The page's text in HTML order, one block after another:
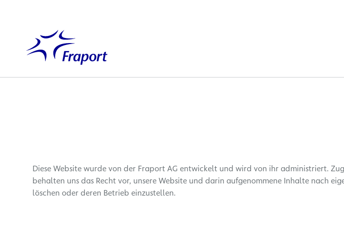
Startseite
Diese Website wurde von der Fraport AG entwickelt und wird von ihr administriert.
behalten uns das Recht vor, unsere Website und darin aufgenommene Inhalte nach
löschen oder deren Betrieb einzustellen.